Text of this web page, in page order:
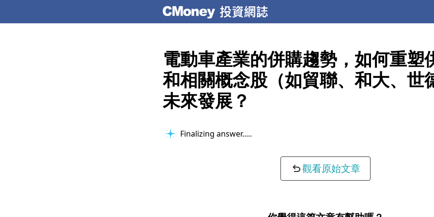
電動車產業的併購趨勢，如何重塑
和相關概念股（如貿聯、和大、世
未來發展？
Finalizing answer...
觀看原始文章